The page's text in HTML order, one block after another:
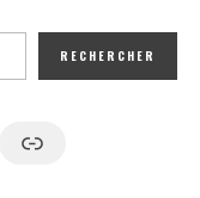
RECHERCHER
Google News